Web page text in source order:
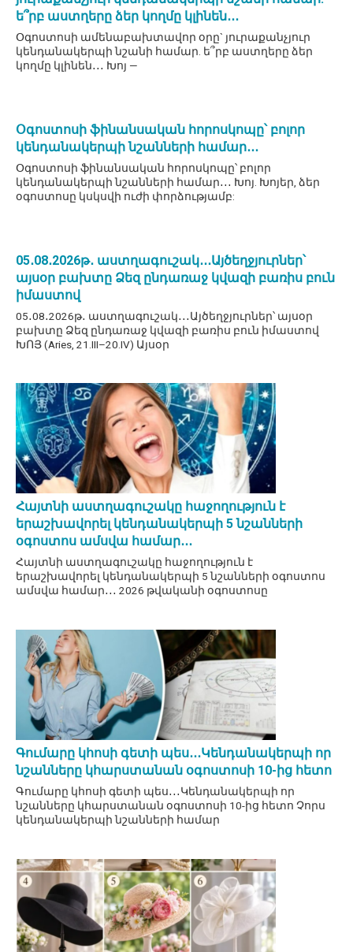
ե՞րբ աստղերը ձեր կողմը կլինեն․․․
Օգոստոսի ամենաբախտավոր օրը` յուրաքանչյուր
կենդանակերպի նշանի համար. ե՞րբ աստղերը ձեր
կողմը կլինեն․․․ Խոյ —
Օգոստոսի ֆինանսական հորոսկոպը՝ բոլոր
կենդանակերպի նշանների համար․․․
Օգոստոսի ֆինանսական հորոսկոպը՝ բոլոր
կենդանակերպի նշանների համար․․․ Խոյ. Խոյեր, ձեր
օգոստոսը կսկսվի ուժի փորձությամբ:
05․08․2026թ․ աստղագուշակ․․․Այծեղջյուրներ՝
այսօր բախտը Ձեզ ընդառաջ կվազի բառիս բուն
իմաստով
05․08․2026թ․ աստղագուշակ․․․Այծեղջյուրներ՝ այսօր
բախտը Ձեզ ընդառաջ կվազի բառիս բուն իմաստով
ԽՈՅ (Aries, 21.III–20.IV) Այսօր
Հայտնի աստղագուշակը հաջողություն է
երաշխավորել կենդանակերպի 5 նշանների
օգոստոս ամսվա համար․․․
Հայտնի աստղագուշակը հաջողություն է
երաշխավորել կենդանակերպի 5 նշանների օգոստոս
ամսվա համար․․․ 2026 թվականի օգոստոսը
Գումարը կհոսի գետի պես․․․Կենդանակերպի որ
նշանները կհարստանան օգոստոսի 10-ից հետո
Գումարը կհոսի գետի պես․․․Կենդանակերպի որ
նշանները կհարստանան օգոստոսի 10-ից հետո Չորս
կենդանակերպի նշանների համար